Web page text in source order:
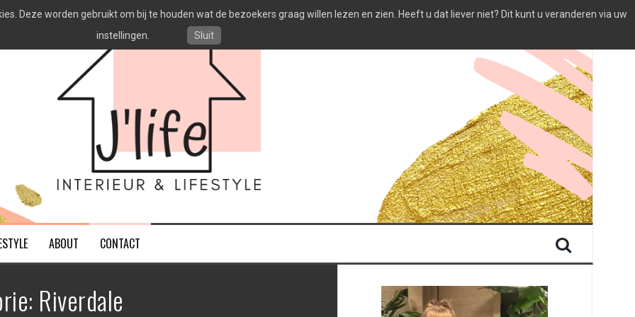
ABOUT CONTACT
Riverdale
Deze worden gebruikt om bij te houden wat de bezoekers graag willen lezen en zien. Heeft u dat liever niet? Dit kunt u veranderen via uw
instellingen.
Sluit